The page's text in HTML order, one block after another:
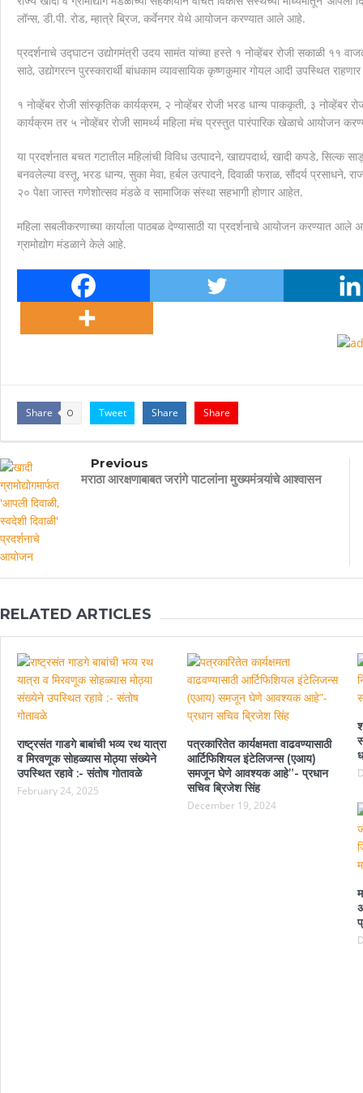
मानवाला आदराने व सन्मानाने जगण्याचा अधिकार म्हणजे
लॉन्स, डी.पी. रोड, म्हात्रे ब्रिज, कर्वेनगर येथे आयोजन करण्यात आले आहे.
प्रदर्शनाचे उद्घाटन उद्योगमंत्री उदय सामंत यांच्या हस्ते १ नोव्हेंबर रोजी सकाळी ११
साठे, उद्योगरत्न पुरस्कारार्थी बांधकाम व्यावसायिक कृष्णकुमार गोयल आदी उपस्थित
१ नोव्हेंबर रोजी सांस्कृतिक कार्यक्रम, २ नोव्हेंबर रोजी भरड धान्य पाककृती, ३ नोव्हेंबर
कार्यक्रम तर ५ नोव्हेंबर रोजी सामर्थ्य महिला मंच प्रस्तुत पारंपारिक खेळाचे आयोजन
या प्रदर्शनात बचत गटातील महिलांची विविध उत्पादने, खाद्यपदार्थ, खादी कपडे,
बनवलेल्या वस्तू, भरड धान्य, सुका मेवा, हर्बल उत्पादने, दिवाळी फराळ, सौंदर्य
२० पेक्षा जास्त गणेशोत्सव मंडळे व सामाजिक संस्था सहभागी होणार आहेत.
महिला सबलीकरणाच्या कार्याला पाठबळ देण्यासाठी या प्रदर्शनाचे आयोजन करण्यात
ग्रामोद्योग मंडळाने केले आहे.
Share 0 Tweet Share Share
Previous
मराठा आरक्षणाबाबत जरांगे पाटलांना मुख्यमंत्र्यांचे आश्वासन
RELATED ARTICLES
राष्ट्रसंत गाडगे बाबांची भव्य रथ यात्रा
व मिरवणूक सोहळ्यास मोठ्या संख्येने
उपस्थित रहावे :- संतोष गोतावळे
February 24, 2025
पत्रकारितेत कार्यक्षमता वाढवण्यासाठी
आर्टिफिशियल इंटेलिजन्स (एआय)
समजून घेणे आवश्यक आहे”- प्रधान
सचिव ब्रिजेश सिंह
December 19, 2024